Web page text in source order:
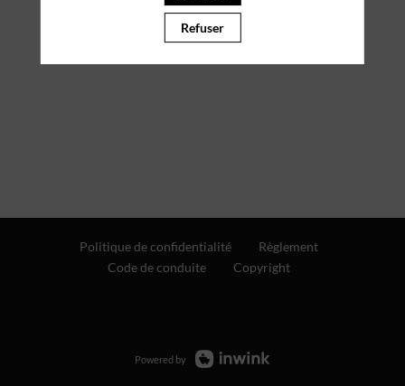
Politique de confidentialité
Règlement
Code de conduite
Copyright
Powered by
Refuser